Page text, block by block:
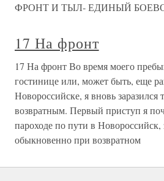
ФРОНТ И ТЫЛ- ЕДИНЫЙ
17 На фронт
17 На фронт Во время моего
гостинице или, может быть, еще
Новороссийске, я вновь заразился
возвратным. Первый приступ я
пароходе по пути в Новороссийск,
обыкновенно при возвратном